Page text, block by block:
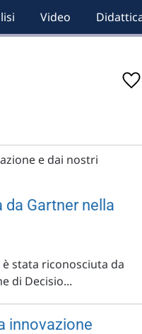
Video
e dai nostri
Gartner nella
stata riconosciuta da
di Decisio...
innovazione